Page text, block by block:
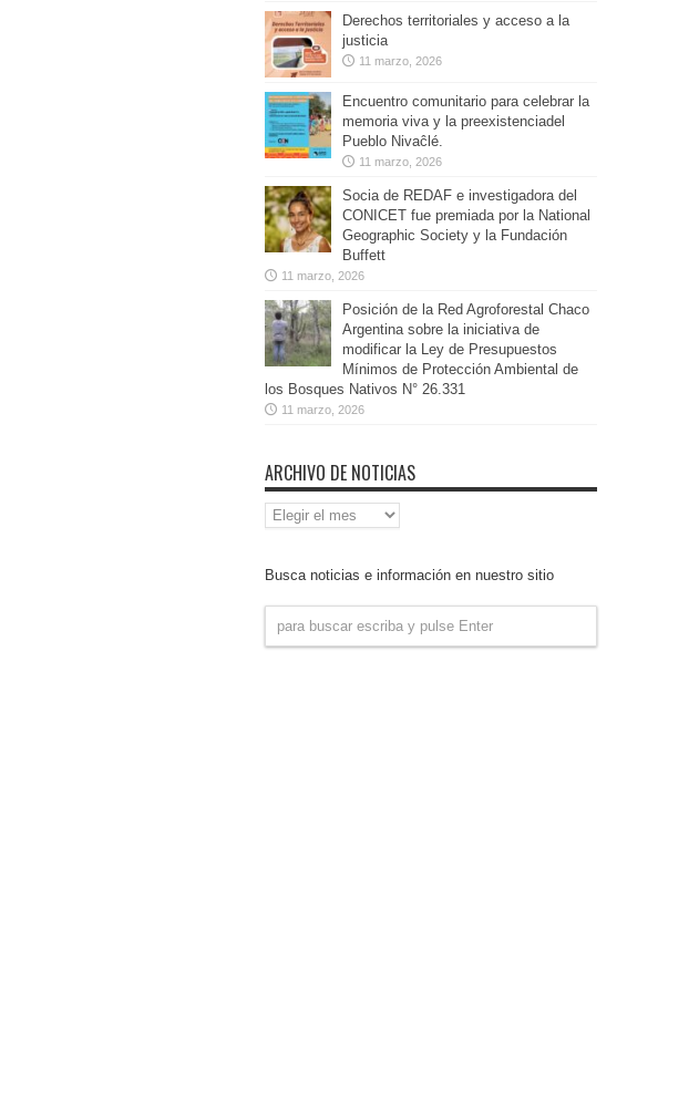
Derechos territoriales y acceso a la
justicia
11 marzo, 2026
Encuentro comunitario para celebrar la
memoria viva y la preexistenciadel
Pueblo Nivaĉlé.
11 marzo, 2026
Socia de REDAF e investigadora del
CONICET fue premiada por la National
Geographic Society y la Fundación
Buffett
11 marzo, 2026
Posición de la Red Agroforestal Chaco
Argentina sobre la iniciativa de
modificar la Ley de Presupuestos
Mínimos de Protección Ambiental de
los Bosques Nativos N° 26.331
11 marzo, 2026
ARCHIVO DE NOTICIAS
Archivo
de
Busca noticias e información en nuestro sitio